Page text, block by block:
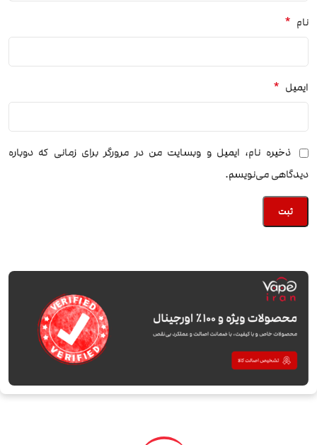
نام *
ایمیل *
ذخیره نام، ایمیل و وبسایت من در مرورگر برای زمانی که دوباره
دیدگاهی می‌نویسم.